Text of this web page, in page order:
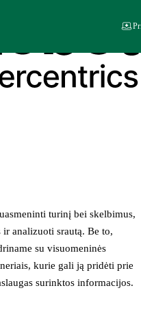
turinį bei skelbimus,
analizuoti srautą. Be to,
su visuomeninės
kurie gali ją pridėti prie
surinktos informacijos.